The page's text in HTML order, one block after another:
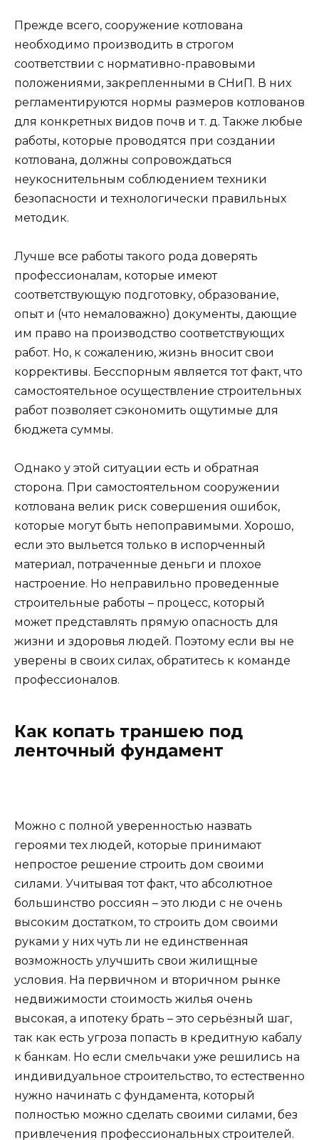
Прежде всего, сооружение котлована
необходимо производить в строгом
соответствии с нормативно-правовыми
положениями, закрепленными в СНиП. В них
регламентируются нормы размеров котлованов
для конкретных видов почв и т. д. Также любые
работы, которые проводятся при создании
котлована, должны сопровождаться
неукоснительным соблюдением техники
безопасности и технологически правильных
методик.
Лучше все работы такого рода доверять
профессионалам, которые имеют
соответствующую подготовку, образование,
опыт и (что немаловажно) документы, дающие
им право на производство соответствующих
работ. Но, к сожалению, жизнь вносит свои
коррективы. Бесспорным является тот факт, что
самостоятельное осуществление строительных
работ позволяет сэкономить ощутимые для
бюджета суммы.
Однако у этой ситуации есть и обратная
сторона. При самостоятельном сооружении
котлована велик риск совершения ошибок,
которые могут быть непоправимыми. Хорошо,
если это выльется только в испорченный
материал, потраченные деньги и плохое
настроение. Но неправильно проведенные
строительные работы – процесс, который
может представлять прямую опасность для
жизни и здоровья людей. Поэтому если вы не
уверены в своих силах, обратитесь к команде
профессионалов.
Как копать траншею под
ленточный фундамент
Можно с полной уверенностью назвать
героями тех людей, которые принимают
непростое решение строить дом своими
силами. Учитывая тот факт, что абсолютное
большинство россиян – это люди с не очень
высоким достатком, то строить дом своими
руками у них чуть ли не единственная
возможность улучшить свои жилищные
условия. На первичном и вторичном рынке
недвижимости стоимость жилья очень
высокая, а ипотеку брать – это серьёзный шаг,
так как есть угроза попасть в кредитную кабалу
к банкам. Но если смельчаки уже решились на
индивидуальное строительство, то естественно
нужно начинать с фундамента, который
полностью можно сделать своими силами, без
привлечения профессиональных строителей.